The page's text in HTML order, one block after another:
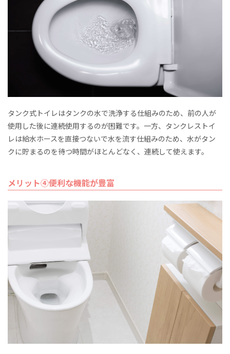
タンク式トイレはタンクの水で洗浄する仕組みのため、前の人が
使用した後に連続使用するのが困難です。一方、タンクレストイ
レは給水ホースを直接つないで水を流す仕組みのため、水がタン
クに貯まるのを待つ時間がほとんどなく、連続して使えます。
メリット④便利な機能が豊富